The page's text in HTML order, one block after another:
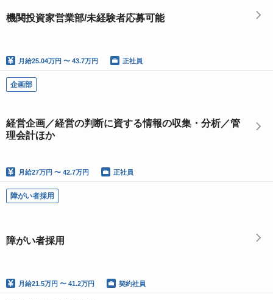
機関投資家営業部/未経験者応募可能
月給25.04万円 〜 43.7万円 正社員
企画部
経営企画／経営の判断に資する情報の収集・分析／管
理会計ほか
月給27万円 〜 42.7万円 正社員
障がい者採用
障がい者採用
月給21.5万円 〜 41.2万円 契約社員